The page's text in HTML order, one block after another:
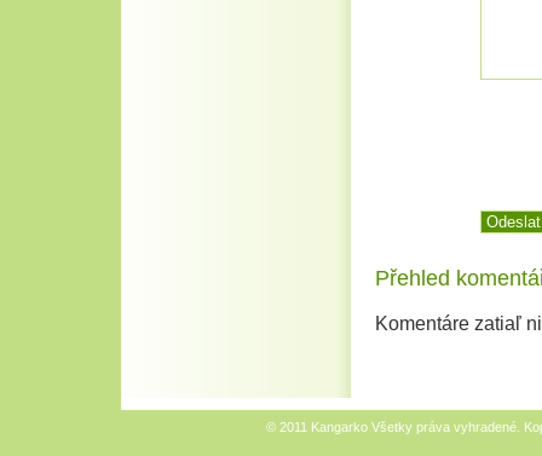
Přehled
Komentáre zatiaľ
© 2011 Kangarko Všetky práva vyhradené.